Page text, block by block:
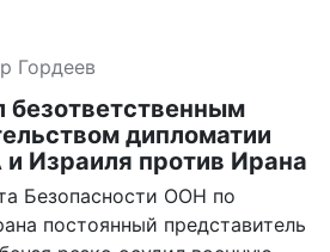
Гордеев
безответственным
дипломатии
Израиля против Ирана
Безопасности ООН по
постоянный представитель